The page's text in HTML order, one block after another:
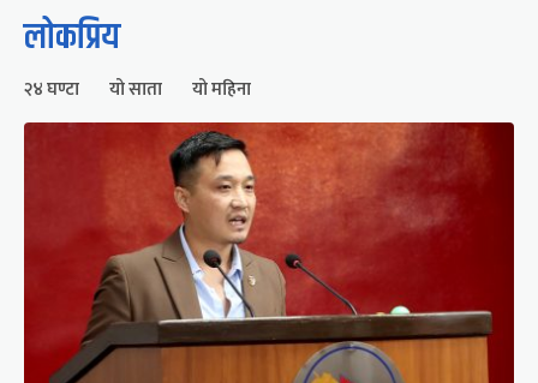
लोकप्रिय
२४ घण्टा यो साता यो महिना